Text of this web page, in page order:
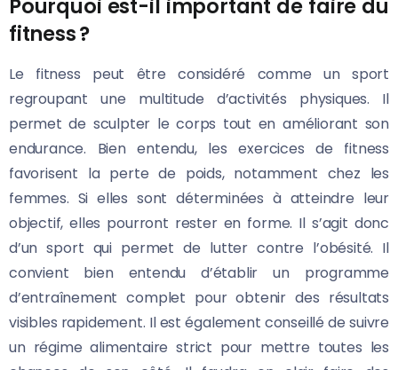
Pourquoi est-il important de faire du
fitness ?
Le fitness peut être considéré comme un sport
regroupant une multitude d’activités physiques. Il
permet de sculpter le corps tout en améliorant son
endurance. Bien entendu, les exercices de fitness
favorisent la perte de poids, notamment chez les
femmes. Si elles sont déterminées à atteindre leur
objectif, elles pourront rester en forme. Il s’agit donc
d’un sport qui permet de lutter contre l’obésité. Il
convient bien entendu d’établir un programme
d’entraînement complet pour obtenir des résultats
visibles rapidement. Il est également conseillé de suivre
un régime alimentaire strict pour mettre toutes les